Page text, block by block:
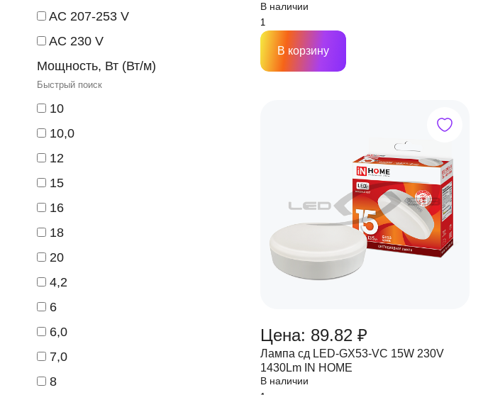
AC 207-253 V
AC 230 V
Мощность, Вт (Вт/м)
10
10,0
12
15
16
18
20
4,2
6
6,0
7,0
8
В наличии
В корзину
Цена: 89.82 ₽
Лампа сд LED-GX53-VC 15W 230V
1430Lm IN HOME
В наличии